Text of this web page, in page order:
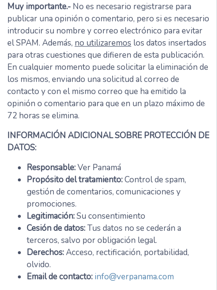
Muy importante.- No es necesario registrarse para
publicar una opinión o comentario, pero si es necesario
introducir su nombre y correo electrónico para evitar
el SPAM. Además, no utilizaremos los datos insertados
para otras cuestiones que difieren de esta publicación.
En cualquier momento puede solicitar la eliminación de
los mismos, enviando una solicitud al correo de
contacto y con el mismo correo que ha emitido la
opinión o comentario para que en un plazo máximo de
72 horas se elimina.
INFORMACIÓN ADICIONAL SOBRE PROTECCIÓN DE
DATOS:
Responsable:Ver Panamá
Propósito del tratamiento:Control de spam,
gestión de comentarios, comunicaciones y
promociones.
Legitimación:Su consentimiento
Cesión de datos:Tus datos no se cederán a
terceros, salvo por obligación legal.
Derechos:Acceso, rectificación, portabilidad,
olvido.
Email de contacto: info@verpanama.com